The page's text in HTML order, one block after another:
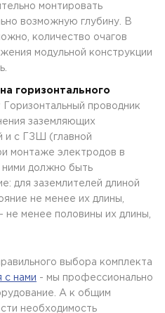
монтировать
возможную глубину. В
количество очагов
модульной конструкции
горизонтального
Горизонтальный проводник
заземляющих
и с ГЗШ (главной
монтаже электродов в
ними должно быть
для заземлителей длиной
не менее их длины,
не менее половины их длины,
выбора комплекта
с нами - мы профессионально
А к общим
необходимость